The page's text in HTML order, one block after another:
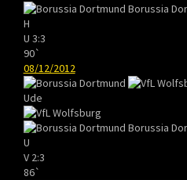
Borussia
H
U 3:3
90`
08/12/2012
Ude
Borussia
U
V 2:3
86`